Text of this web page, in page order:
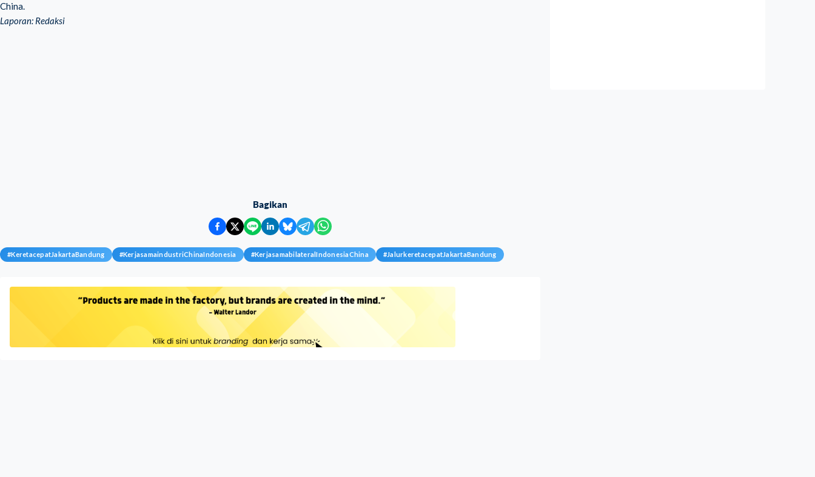
China.
Laporan: Redaksi
Bagikan
#KeretacepatJakartaBandung #KerjasamaindustriChinaIndonesia #KerjasamabilateralIndonesiaChina #JalurkeretacepatJakartaBandung